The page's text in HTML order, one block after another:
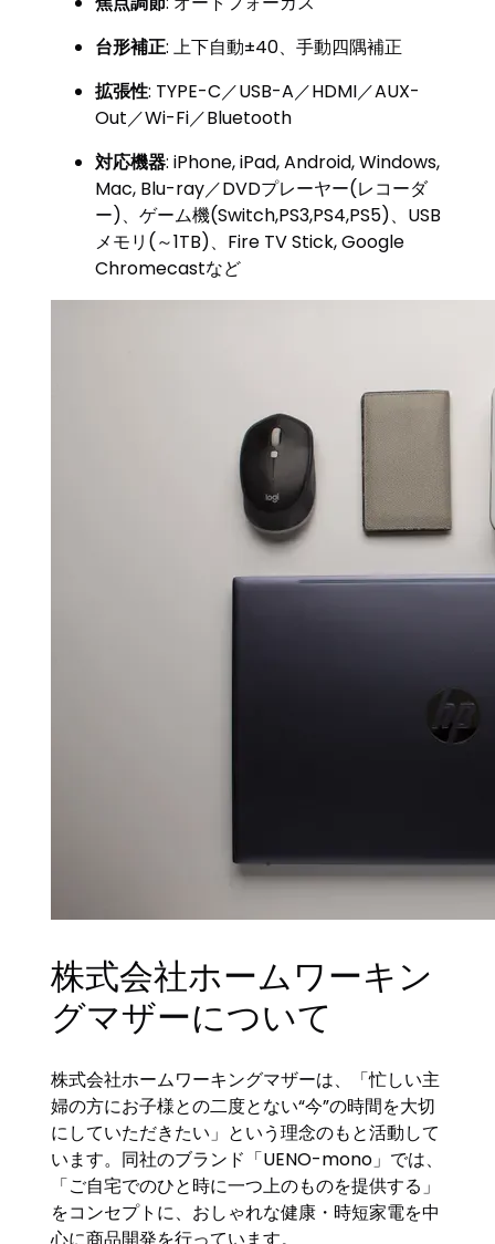
台形補正: 上下自動±40、手動四隅補正
拡張性: TYPE-C／USB-A／HDMI／AUX-
Out／Wi-Fi／Bluetooth
対応機器: iPhone, iPad, Android, Windows,
Mac, Blu-ray／DVDプレーヤー(レコーダ
ー)、ゲーム機(Switch,PS3,PS4,PS5)、USB
メモリ(～1TB)、Fire TV Stick, Google
Chromecastなど
株式会社ホームワーキン
グマザーについて
株式会社ホームワーキングマザーは、「忙しい主
婦の方にお子様との二度とない“今”の時間を大切
にしていただきたい」という理念のもと活動して
います。同社のブランド「UENO-mono」では、
「ご自宅でのひと時に一つ上のものを提供する」
をコンセプトに、おしゃれな健康・時短家電を中
心に商品開発を行っています。